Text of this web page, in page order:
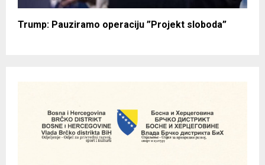
Trump: Pauziramo operaciju ”Projekt sloboda”